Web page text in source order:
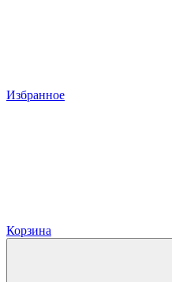
Избранное
Корзина